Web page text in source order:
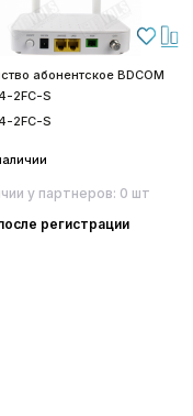
абонентское BDCOM
2FC-S
2FC-S
у партнеров: 0 шт
регистрации